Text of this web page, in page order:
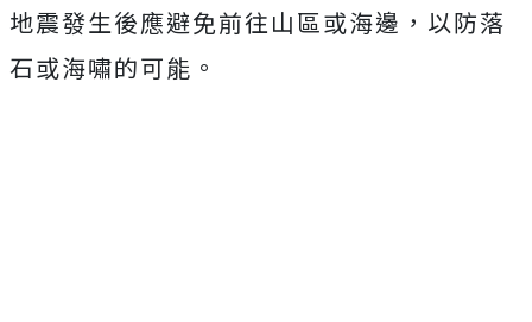
地震發生後應避免前往山區或海邊，以防落
石或海嘯的可能。